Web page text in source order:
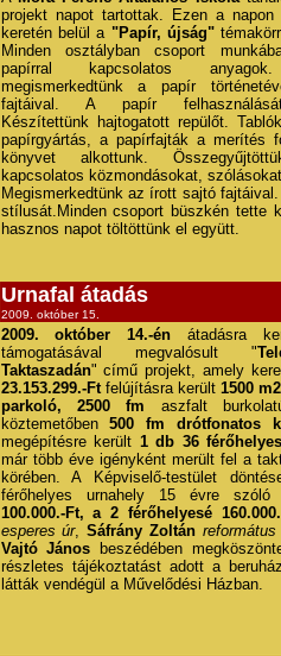
projekt napot tartottak. Ezen a napon
keretén belül a "Papír, újság"
Minden osztályban csoport
papírral kapcsolatos anyagok.
megismerkedtünk a papír
fajtáival. A papír
Készítettünk hajtogatott repülőt.
papírgyártás, a papírfajták a merítés
könyvet alkottunk.
kapcsolatos közmondásokat,
Megismerkedtünk az írott sajtó
stílusát.Minden csoport büszkén tette
hasznos napot töltöttünk el együtt.
Urnafal átadás
2009. október 15.
2009. október 14.-én átadásra
támogatásával megvalósult "
Taktaszadán" című projekt, amely
23.153.299.-Ftfelújításra került1500 m2
parkoló,
2500 fm aszfalt
köztemetőben500 fm
drótfonatos
megépítésre került 1 db 36
már több éve igényként merült fel a
körében. A Képviselő-testület
férőhelyes urnahely 15 évre szóló
100.000.-Ft, a 2 férőhelyesé
esperes úr,Sáfrány Zoltán
Vajtó János beszédében
részletes tájékoztatást adott a
látták vendégül a Művelődési Házban.